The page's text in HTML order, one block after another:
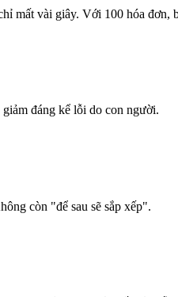
mất vài giây. Với 100 hóa đơn,
đáng kể lỗi do con người.
còn "để sau sẽ sắp xếp".